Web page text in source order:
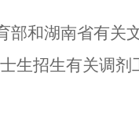
部和湖南省有关
生招生有关调剂